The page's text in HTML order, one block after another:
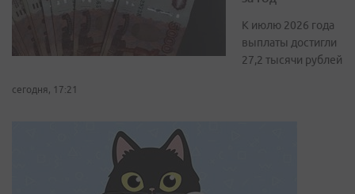
К июлю 2026 года
выплаты достигли
27,2 тысячи рублей
сегодня, 17:21